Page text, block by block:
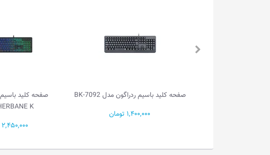
صفحه کلید باسیم ردراگون مدل BK-7092
صفحه کلید باسیم ردراگون مدل
NETHERBANE K...